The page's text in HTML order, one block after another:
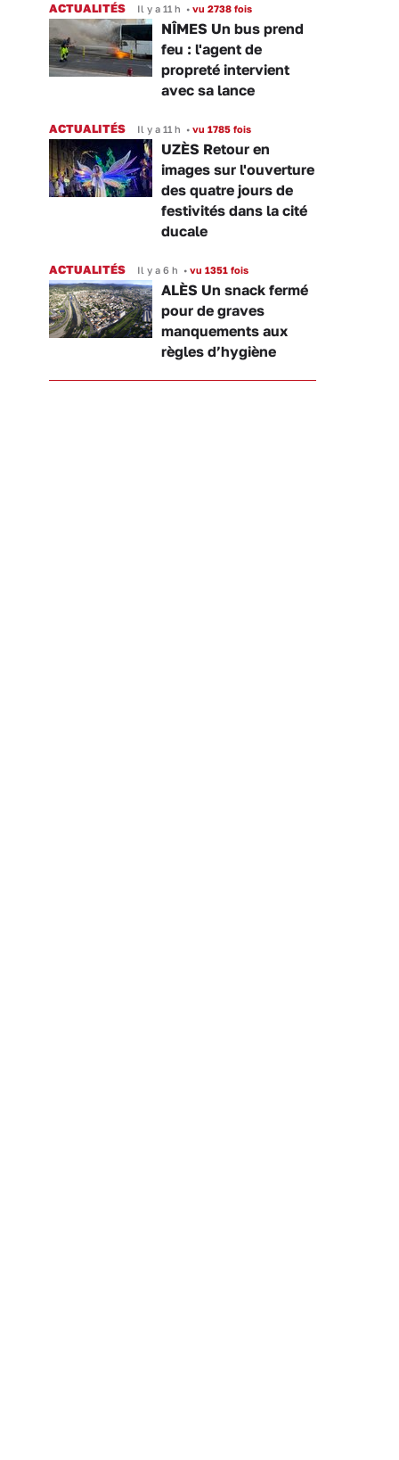
ACTUALITÉS Il y a 11 h • vu 2738 fois
NÎMES Un bus prend
feu : l'agent de
propreté intervient
avec sa lance
ACTUALITÉS Il y a 11 h • vu 1785 fois
UZÈS Retour en
images sur l'ouverture
des quatre jours de
festivités dans la cité
ducale
ACTUALITÉS Il y a 6 h • vu 1351 fois
ALÈS Un snack fermé
pour de graves
manquements aux
règles d’hygiène